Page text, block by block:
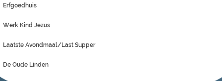
Erfgoedhuis
Werk Kind Jezus
Laatste Avondmaal/Last Supper
De Oude Linden